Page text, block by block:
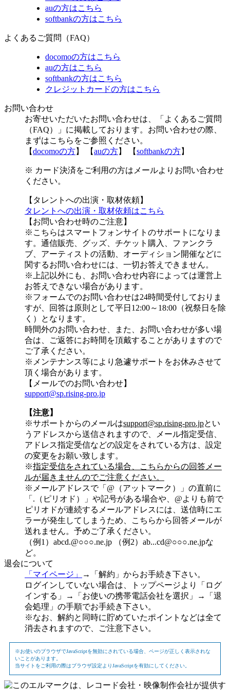
auの方はこちら
softbankの方はこちら
よくあるご質問（FAQ）
docomoの方はこちら
auの方はこちら
softbankの方はこちら
クレジットカードの方はこちら
お問い合わせ
お寄せいただいたお問い合わせは、「よくあるご質問
（FAQ）」に掲載しております。お問い合わせの際、
まずはこちらをご参照ください。
【docomoの方】 【auの方】 【softbankの方】
※ カード決済をご利用の方はメールよりお問い合わせ
ください。
【タレントへの出演・取材依頼】
タレントへの出演・取材依頼はこちら
【お問い合わせ時のご注意】
※こちらはスマートフォンサイトのサポートになりま
す。通信販売、グッズ、チケット購入、ファンクラ
ブ、アーティストの活動、オーディション開催などに
関するお問い合わせには、一切お答えできません。
※上記以外にも、お問い合わせ内容によっては運営上
お答えできない場合があります。
※フォームでのお問い合わせは24時間受付しておりま
すが、
回答は原則として平日12:00～18:00（祝祭日を除
く）
となります。
時間外のお問い合わせ、また、お問い合わせが多い場
合は、ご返答にお時間を頂戴することがありますので
ご了承ください。
※メンテナンス等により急遽サポートをお休みさせて
頂く場合があります。
【メールでのお問い合わせ】
support@sp.rising-pro.jp
【注意】
※サポートからのメールはsupport@sp.rising-pro.jpとい
うアドレスから送信されますので、メール指定受信、
アドレス指定受信などの設定をされている方は、設定
の変更をお願い致します。
※指定受信をされている場合、こちらからの回答メー
ルが届きませんのでご注意ください。
※メールアドレスで「@（アットマーク）」の直前に
「.（ピリオド）」や記号がある場合や、@よりも前で
ピリオドが連続するメールアドレスには、送信時にエ
ラーが発生してしまうため、こちらから回答メールが
送れません。予めご了承ください。
（例1）abcd.@○○○.ne.jp （例2）ab...cd@○○○.ne.jpな
ど。
退会について
「マイページ」
→「解約」からお手続き下さい。
ログインしていない場合は、トップページより「ログ
インする」→「お使いの携帯電話会社を選択」→「退
会処理」の手順でお手続き下さい。
※なお、解約と同時に貯めていたポイントなどは全て
消去されますので、ご注意下さい。
※お使いのブラウザでJavaScriptを無効にされている場合、ページが正しく表示されな
いことがあります。
当サイトをご利用の際はブラウザ設定よりJavaScriptを有効にしてください。